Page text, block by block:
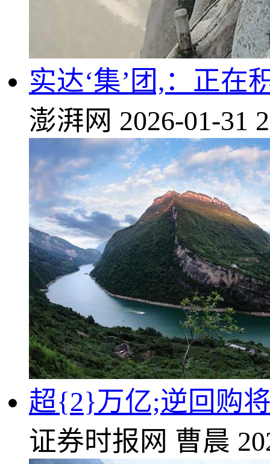
实达‘集’团,：正在
澎湃网 2026-01-31
超{2}万亿;逆回购
证券时报网 曹晨